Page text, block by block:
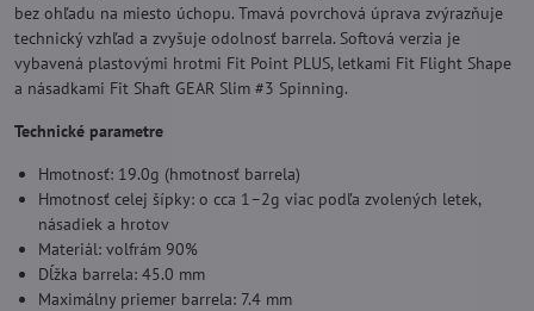
bez ohľadu na miesto úchopu. Tmavá povrchová úprava zvýrazňuje
technický vzhľad a zvyšuje odolnosť barrela. Softová verzia je
vybavená plastovými hrotmi Fit Point PLUS, letkami Fit Flight Shape
a násadkami Fit Shaft GEAR Slim #3 Spinning.
Technické parametre
Hmotnosť: 19.0g (hmotnosť barrela)
Hmotnosť celej šípky: o cca 1–2g viac podľa zvolených letek,
násadiek a hrotov
Materiál: volfrám 90%
Dĺžka barrela: 45.0 mm
Maximálny priemer barrela: 7.4 mm